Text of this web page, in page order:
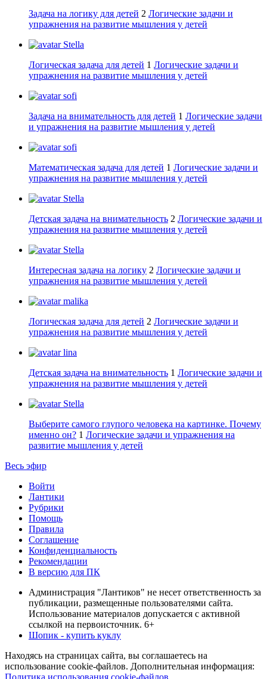
Задача на логику для детей 2 Логические задачи и
упражнения на развитие мышления у детей
Stella
Логическая задача для детей 1 Логические задачи и
упражнения на развитие мышления у детей
sofi
Задача на внимательность для детей 1 Логические задачи
и упражнения на развитие мышления у детей
sofi
Математическая задача для детей 1 Логические задачи и
упражнения на развитие мышления у детей
Stella
Детская задача на внимательность 2 Логические задачи и
упражнения на развитие мышления у детей
Stella
Интересная задача на логику 2 Логические задачи и
упражнения на развитие мышления у детей
malika
Логическая задача для детей 2 Логические задачи и
упражнения на развитие мышления у детей
lina
Детская задача на внимательность 1 Логические задачи и
упражнения на развитие мышления у детей
Stella
Выберите самого глупого человека на картинке. Почему
именно он? 1 Логические задачи и упражнения на
развитие мышления у детей
Весь эфир
Войти
Лантики
Рубрики
Помощь
Правила
Соглашение
Конфиденциальность
Рекомендации
В версию для ПК
Администрация "Лантиков" не несет ответственность за
публикации, размещенные пользователями сайта.
Использование материалов допускается с активной
ссылкой на первоисточник. 6+
Шопик - купить куклу
Находясь на страницах сайта, вы соглашаетесь на
использование cookie-файлов. Дополнительная информация:
Политика использования cookie-файлов